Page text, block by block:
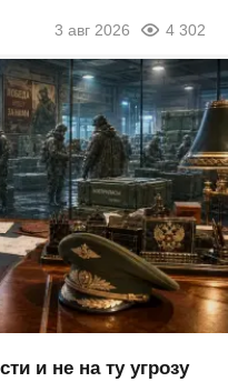
3 авг 2026 4 302
и не на ту угрозу